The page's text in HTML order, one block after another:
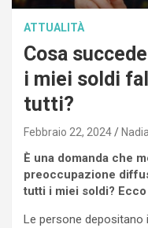
ATTUALITÀ
Cosa
i miei soldi
tutti?
Febbraio 22, 2024
È una domanda che
preoccupazione
tutti i miei soldi?
Le persone